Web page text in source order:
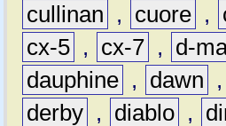
cullinan
, cuore ,
cx-5 , cx-7 , d-
dauphine , dawn ,
derby , diablo ,